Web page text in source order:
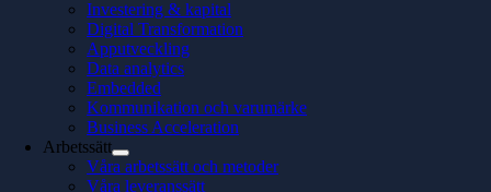
Investering & kapital
Digital Transformation
Apputveckling
Data analytics
Embedded
Kommunikation och varumärke
Business Acceleration
Arbetssätt
Våra arbetssätt och metoder
Våra leveranssätt